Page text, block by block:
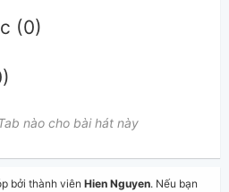
(0)
nào cho bài hát này
bởi thành viên Hien Nguyen. Nếu bạn